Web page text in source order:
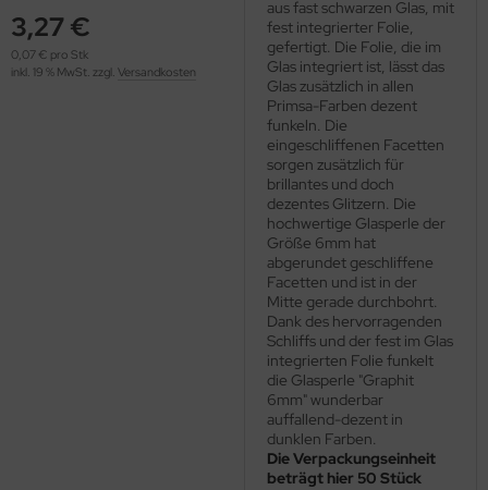
3,27 €
0,07 € pro Stk
inkl. 19 % MwSt. zzgl. Versandkosten
aus fast schwarzen Glas, mit
fest integrierter Folie,
gefertigt. Die Folie, die im
Glas integriert ist, lässt das
Glas zusätzlich in allen
Primsa-Farben dezent
funkeln. Die
eingeschliffenen Facetten
sorgen zusätzlich für
brillantes und doch
dezentes Glitzern. Die
hochwertige Glasperle der
Größe 6mm hat
abgerundet geschliffene
Facetten und ist in der
Mitte gerade durchbohrt.
Dank des hervorragenden
Schliffs und der fest im Glas
integrierten Folie funkelt
die Glasperle "Graphit
6mm" wunderbar
auffallend-dezent in
dunklen Farben.
Die Verpackungseinheit
beträgt hier 50 Stück